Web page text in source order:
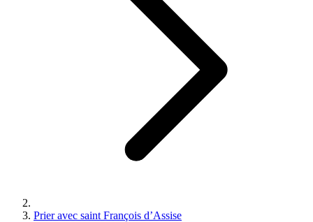
Prier avec saint François d’Assise